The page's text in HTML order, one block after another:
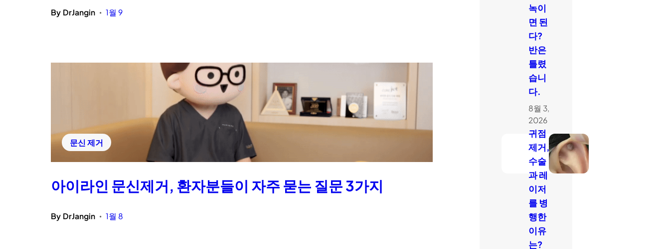
By DrJangin • 1월 9
문신 제거
아이라인 문신제거, 환자분들이 자주 묻는 질문 3가지
By DrJangin • 1월 8
녹이
면 된
다?
반은
틀렸
습니
다.
8월 3,
2026
귀점
제거,
수술
과 레
이저
를 병
행한
이유
는?